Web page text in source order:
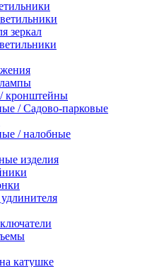
зеркал
кронштейны
/ Садово-парковые
/ налобные
изделия
катушке